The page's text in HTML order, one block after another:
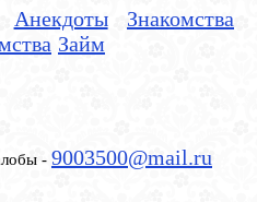
Анекдоты
Знакомства
Займ
- 9003500@mail.ru